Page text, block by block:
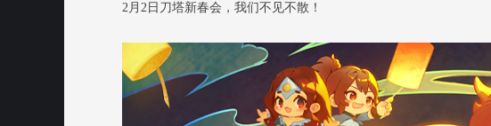
2月2日刀塔新春会，我们不见不散！